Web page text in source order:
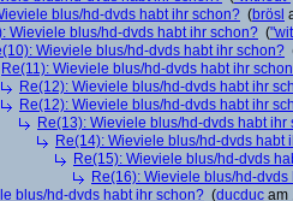
blus/hd-dvds habt ihr schon? (brösl
Wieviele blus/hd-dvds habt ihr schon? (
Wieviele blus/hd-dvds habt ihr schon?
Re(11): Wieviele blus/hd-dvds habt ihr
Re(12): Wieviele blus/hd-dvds habt ihr
Re(12): Wieviele blus/hd-dvds habt ihr
Re(13): Wieviele blus/hd-dvds habt ihr
Re(14): Wieviele blus/hd-dvds habt
Re(15): Wieviele blus/hd-dvds
Re(16): Wieviele blus/hd-
blus/hd-dvds habt ihr schon? (ducduc am